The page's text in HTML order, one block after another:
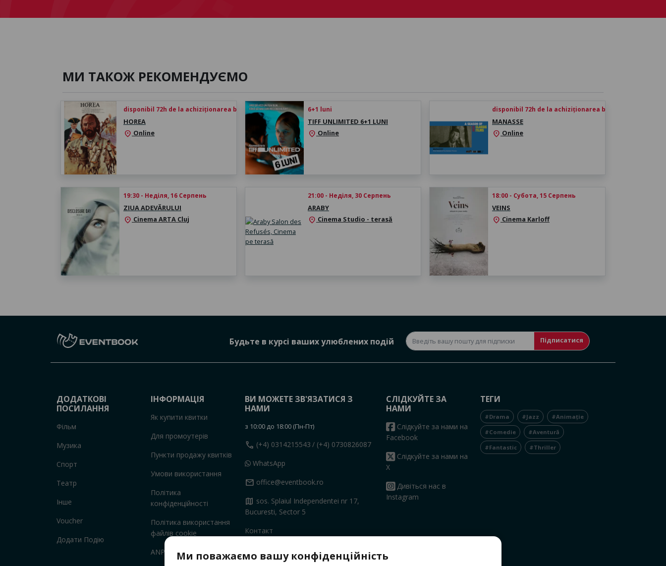
МИ ТАКОЖ РЕКОМЕНДУЄМО
disponibil 72h de la achiziționarea biletului
HOREA
location_on Online
6+1 luni
TIFF UNLIMITED 6+1 LUNI
location_on Online
disponibil 72h de la achiziționarea biletului
MANASSE
location_on Online
19:30 - Неділя, 16 Серпень
ZIUA ADEVĂRULUI
location_on Cinema ARTA Cluj
21:00 - Неділя, 30 Серпень
ARABY
location_on Cinema Studio - terasă
18:00 - Субота, 15 Серпень
VEINS
location_on Cinema Karloff
Будьте в курсі ваших улюблених подій Підписатися
ДОДАТКОВІ
ПОСИЛАННЯ
Фільм
Музика
Спорт
Театр
Інше
Voucher
Додати Подію
ІНФОРМАЦІЯ
Як купити квитки
Для промоутерів
Пункти продажу квитків
Умови використання
Політика
конфіденційності
Політика використання
файлів cookie
ANPC
ВИ МОЖЕТЕ ЗВ'ЯЗАТИСЯ З
НАМИ
з 10:00 до 18:00 (Пн-Пт)
call (+4) 0314215543 / (+4) 0730826087
WhatsApp
mail office@eventbook.ro
map sos. Splaiul Independentei nr 17,
Bucuresti, Sector 5
Контакт
СЛІДКУЙТЕ ЗА
НАМИ
Слідкуйте за нами на
Facebook
Слідкуйте за нами на
X
Дивіться нас в
Instagram
ТЕГИ
#Drama #Jazz #Animație
#Comedie #Aventură
#Fantastic #Thriller
Ми поважаємо вашу конфіденційність